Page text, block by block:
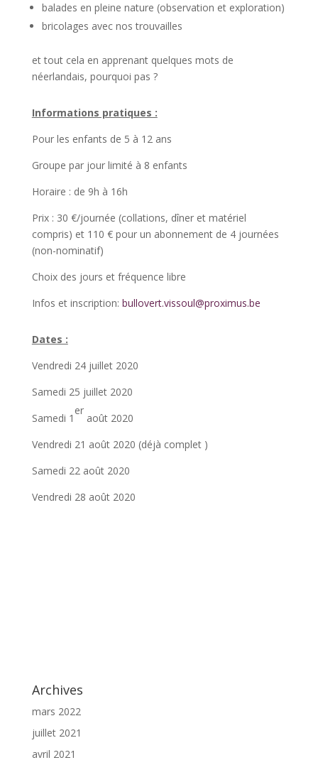
balades en pleine nature (observation et exploration)
bricolages avec nos trouvailles
et tout cela en apprenant quelques mots de
néerlandais, pourquoi pas ?
Informations pratiques :
Pour les enfants de 5 à 12 ans
Groupe par jour limité à 8 enfants
Horaire : de 9h à 16h
Prix : 30 €/journée (collations, dîner et matériel
compris) et 110 € pour un abonnement de 4 journées
(non-nominatif)
Choix des jours et fréquence libre
Infos et inscription: bullovert.vissoul@proximus.be
Dates :
Vendredi 24 juillet 2020
Samedi 25 juillet 2020
Samedi 1
er
août 2020
Vendredi 21 août 2020 (déjà complet )
Samedi 22 août 2020
Vendredi 28 août 2020
Archives
mars 2022
juillet 2021
avril 2021